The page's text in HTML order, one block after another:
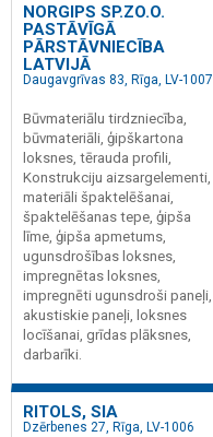
NORGIPS SP.ZO.O.
PASTĀVĪGĀ
PĀRSTĀVNIECĪBA
LATVIJĀ
Daugavgrīvas 83, Rīga, LV-1007
Būvmateriālu tirdzniecība,
būvmateriāli, ģipškartona
loksnes, tērauda profili,
Konstrukciju aizsargelementi,
materiāli špaktelēšanai,
špaktelēšanas tepe, ģipša
līme, ģipša apmetums,
ugunsdrošības loksnes,
impregnētas loksnes,
impregnēti ugunsdroši paneļi,
akustiskie paneļi, loksnes
locīšanai, grīdas plāksnes,
darbarīki.
RITOLS, SIA
Dzērbenes 27, Rīga, LV-1006